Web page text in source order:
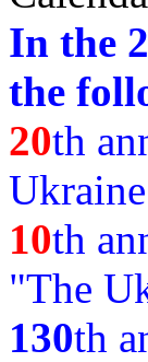
In the
the
20th
10th
"The
130th